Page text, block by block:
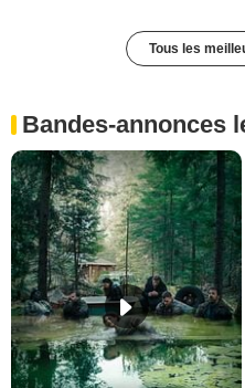
Tous les
Bandes-annonces